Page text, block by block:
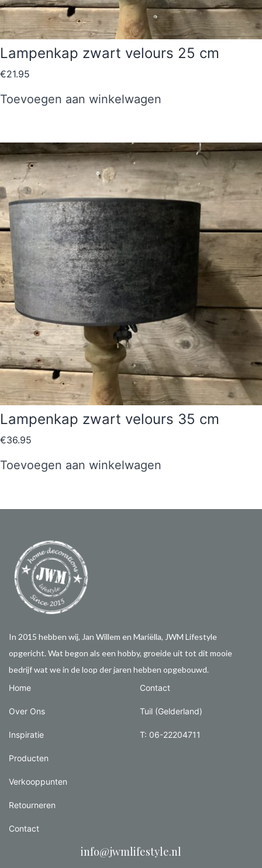
Lampenkap zwart velours 25 cm
€21.95
Toevoegen aan winkelwagen
Lampenkap zwart velours 35 cm
€36.95
Toevoegen aan winkelwagen
In 2015 hebben wij, Jan Willem en Mariëlla, JWM Lifestyle
opgericht. Wat begon als een hobby, groeide uit tot dit mooie
bedrijf wat we in de loop der jaren hebben opgebouwd.
Home
Over Ons
Inspiratie
Producten
Verkooppunten
Retourneren
Contact
Contact
Tuil (Gelderland)
T: 06-22204711
info@jwmlifestyle.nl